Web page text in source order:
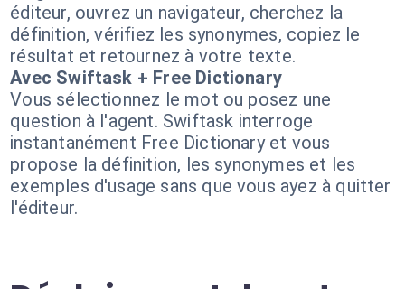
éditeur, ouvrez un navigateur, cherchez la
définition, vérifiez les synonymes, copiez le
résultat et retournez à votre texte.
Avec Swiftask + Free Dictionary
Vous sélectionnez le mot ou posez une
question à l'agent. Swiftask interroge
instantanément Free Dictionary et vous
propose la définition, les synonymes et les
exemples d'usage sans que vous ayez à quitter
l'éditeur.